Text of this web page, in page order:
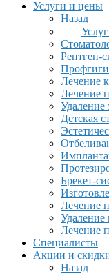
Услуги и цены
Назад
Рентген-
Лечение
Лечение
Удаление
Детская
Брекет-
Лечение
Удаление
Лечение
Специалисты
Акции и
Назад